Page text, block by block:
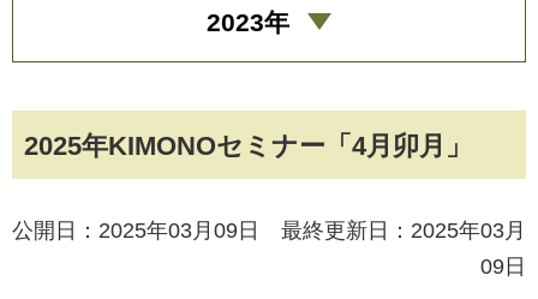
2025年KIMONOセミナー「4月卯月」
公開日：2025年03月09日 最終更新日：2025年03月
09日
2023年